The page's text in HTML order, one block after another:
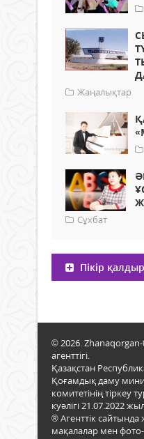
Жаңалықтар
Сұхбат
Пікір
© 2026.
агенттігі.
Қазақстан
Қоғамдық даму
комитетінің тіркеу
куәлігі 21.07.2022
® Агенттік
мақалалар мен